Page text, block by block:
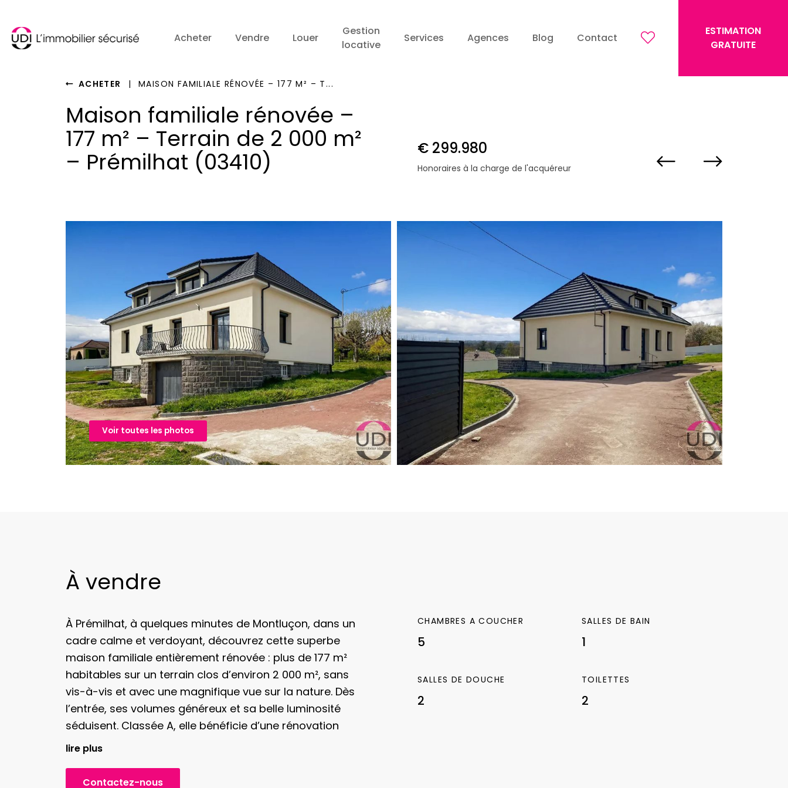
Acheter Vendre Louer
Gestion
locative
Services Agences Blog Contact
ESTIMATION
GRATUITE
ACHETER | MAISON FAMILIALE RÉNOVÉE – 177 M² – T...
Maison familiale rénovée –
177 m² – Terrain de 2 000 m²
– Prémilhat (03410) € 299.980
Honoraires à la charge de l'acquéreur
Voir toutes les photos
À vendre
À Prémilhat, à quelques minutes de Montluçon, dans un
cadre calme et verdoyant, découvrez cette superbe
maison familiale entièrement rénovée : plus de 177 m²
habitables sur un terrain clos d’environ 2 000 m², sans
vis-à-vis et avec une magnifique vue sur la nature. Dès
l’entrée, ses volumes généreux et sa belle luminosité
séduisent. Classée A, elle bénéficie d’une rénovation
récente (2024-2025) : pompe à chaleur, climatisation
électricité et toiture refaite. Une performance énergétique
lire plus
Contactez-nous
CHAMBRES A COUCHER
5
SALLES DE BAIN
1
SALLES DE DOUCHE
2
TOILETTES
2